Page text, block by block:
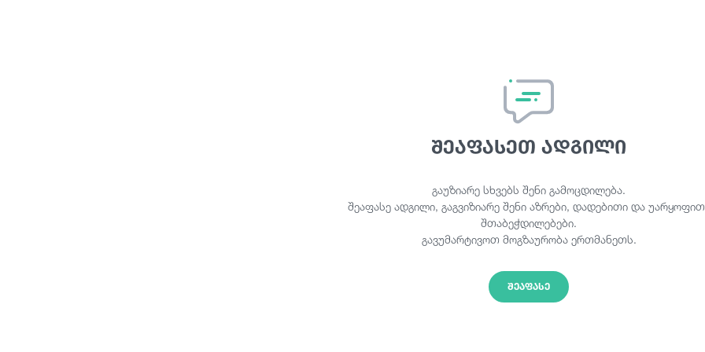
შეაფასეთ ადგილი
გაუზიარე სხვებს შენი გამოცდილება.
შეაფასე ადგილი, გაგვიზიარე შენი აზრები, დადებითი და
შთაბეჭდილებები.
გავუმარტივოთ მოგზაურობა ერთმანეთს.
ᲨᲔᲐᲤᲐᲡᲔ